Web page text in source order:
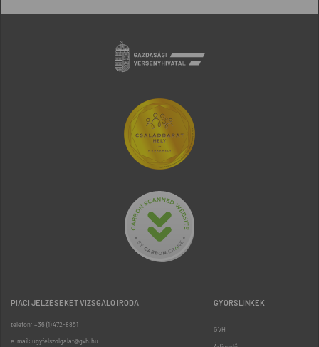
PIACI JELZÉSEKET VIZSGÁLÓ IRODA
telefon: +36 (1) 472-8851
e-mail: ugyfelszolgalat@gvh.hu
GYORSLINKEK
GVH